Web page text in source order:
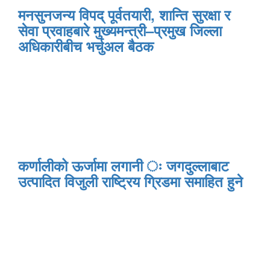
मनसुनजन्य विपद् पूर्वतयारी, शान्ति सुरक्षा र
सेवा प्रवाहबारे मुख्यमन्त्री–प्रमुख जिल्ला
अधिकारीबीच भर्चुअल बैठक
कर्णालीको ऊर्जामा लगानी ः जगदुल्लाबाट
उत्पादित विजुली राष्ट्रिय ग्रिडमा समाहित हुने